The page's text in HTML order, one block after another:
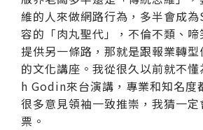
維的人來做網路行為，多半會成
容的「肉丸聖代」，不倫不類、
提供另一條路，那就是跟報業轉
的文化講座。我從很久以前就不
h Godin來台演講，專業和知名度
很多意見領袖一致推崇，我猜一定
票。